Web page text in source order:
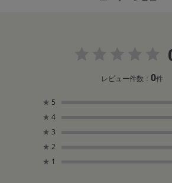
レビュー件数：0件
★ 5
★ 4
★ 3
★ 2
★ 1